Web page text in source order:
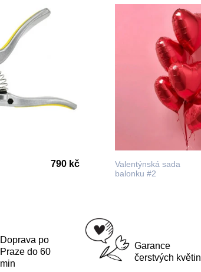
790 kč
Valentýnská sada
balonku #2
Doprava po
Praze do 60
min
Garance
čerstvých květin